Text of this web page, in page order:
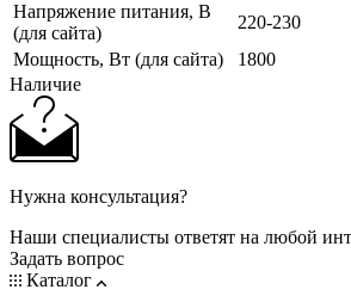
Напряжение питания, В
(для сайта)
220-230
Мощность, Вт (для сайта)
1800
Наличие
Нужна консультация?
Наши специалисты ответят на любой
Задать вопрос
Каталог